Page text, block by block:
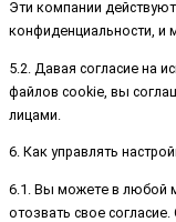
Эти компании
конфиденциальности, и
5.2. Давая согласие на
файлов cookie, вы
лицами.
6. Как управлять
6.1. Вы можете в любой
отозвать свое